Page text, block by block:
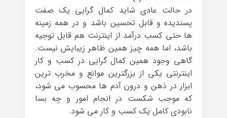
در حالت عادی شاید کمال گرایی یک صفت
پسندیده و قابل تحسین باشد و در همه زمینه
ها حتی کسب درآمد از اینترنت هم قابل توجیه
باشد، اما همه چیز همین ظاهر زیبایش نیست.
گاهی وجود همین کمال گرایی در کسب و کار
اینترنتی یکی از بزرگترین موانع و مخرب ترین
ابزار در ذهن و درون آدم ها محسوب می شود،
که موجب شکست در انجام امور و چه بسا
نابودی کامل یک کسب و کار می شود.